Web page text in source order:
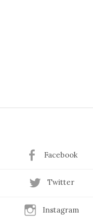
Facebook
Twitter
Instagram